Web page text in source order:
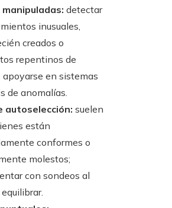
detectar
inusuales,
creados o
repentinos de
apoyarse en sistemas
de anomalías.
autoselección: suelen
están
conformes o
molestos;
con sondeos al